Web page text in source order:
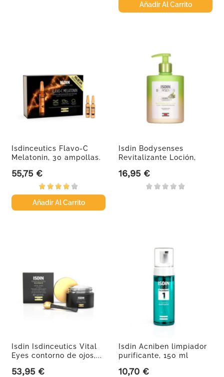
Añadir Al Carrito
Isdinceutics Flavo-C
Melatonin, 30 ampollas.
Precio
55,75 €
Añadir Al Carrito
Isdin Bodysenses
Revitalizante Loción,
Precio
16,95 €
Isdin Isdinceutics Vital
Eyes contorno de ojos,...
Precio
53,95 €
Isdin Acniben limpiador
purificante, 150 ml
Precio
10,70 €